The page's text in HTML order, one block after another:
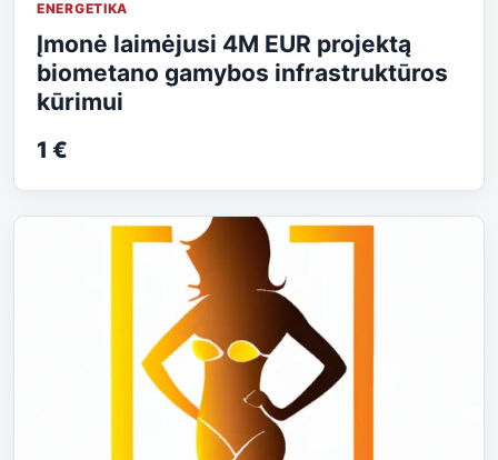
ENERGETIKA
Įmonė laimėjusi 4M EUR projektą
biometano gamybos infrastruktūros
kūrimui
1 €